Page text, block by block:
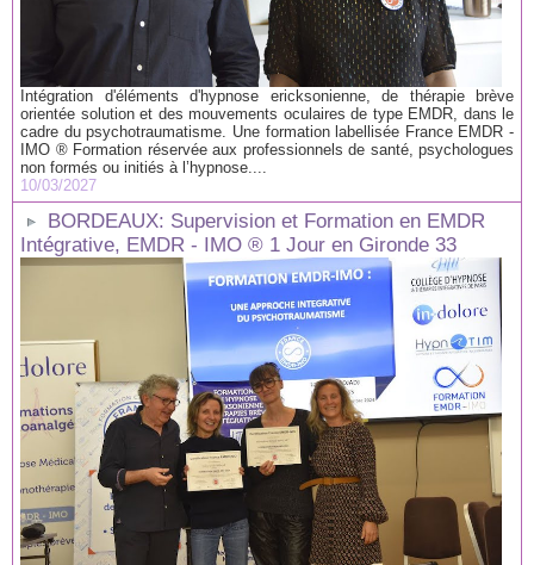
Intégration d'éléments d'hypnose ericksonienne, de thérapie brève
orientée solution et des mouvements oculaires de type EMDR, dans le
cadre du psychotraumatisme. Une formation labellisée France EMDR -
IMO ® Formation réservée aux professionnels de santé, psychologues
non formés ou initiés à l’hypnose....
10/03/2027
BORDEAUX: Supervision et Formation en EMDR
Intégrative, EMDR - IMO ® 1 Jour en Gironde 33